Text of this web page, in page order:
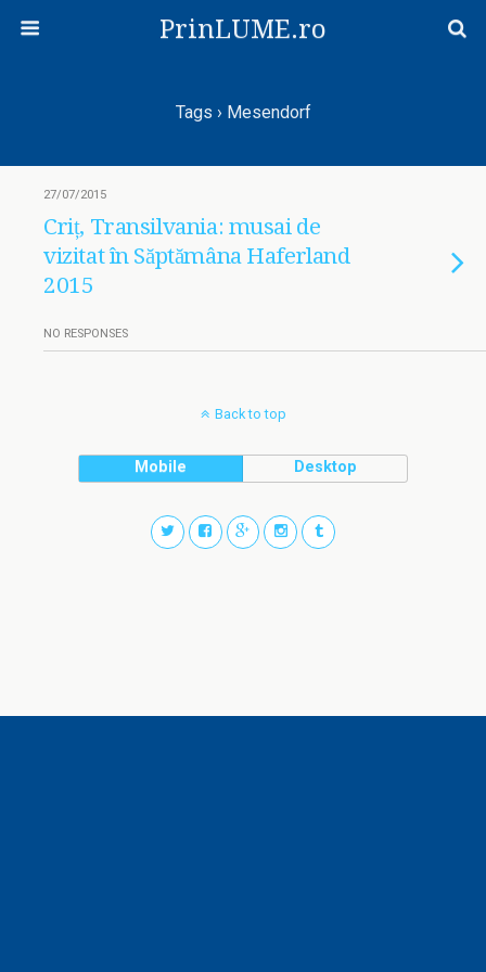
PrinLUME.ro
Tags › Mesendorf
27/07/2015
Criț, Transilvania: musai de
vizitat în Săptămâna Haferland
2015
NO RESPONSES
Back to top
Mobile Desktop